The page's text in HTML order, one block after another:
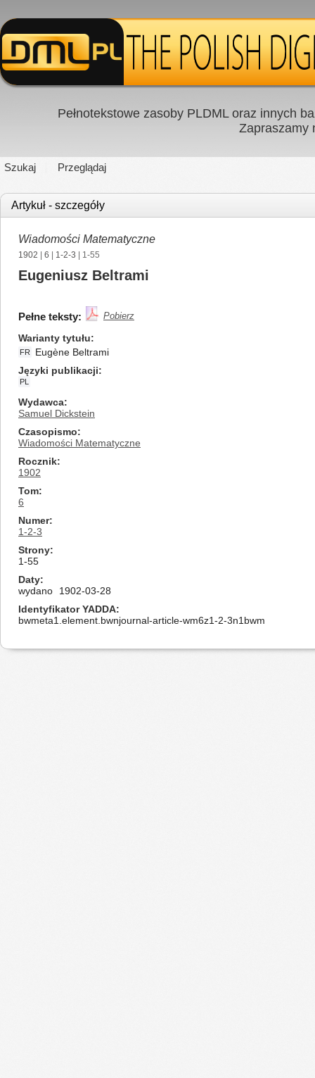
Pełnotekstowe zasoby PLDML oraz innych
Zapraszamy
Szukaj Przeglądaj
Artykuł - szczegóły
Wiadomości Matematyczne
1902 6 1-2-3 | 1-55
Eugeniusz Beltrami
Pełne teksty: Pobierz
Warianty tytułu
FR
Eugène Beltrami
Języki publikacji
PL
Wydawca
Samuel Dickstein
Czasopismo
Wiadomości Matematyczne
Rocznik
1902
Tom
6
Numer
1-2-3
Strony
1-55
Daty
wydano
1902-03-28
Identyfikator YADDA
bwmeta1.element.bwnjournal-article-wm6z1-2-3n1bwm